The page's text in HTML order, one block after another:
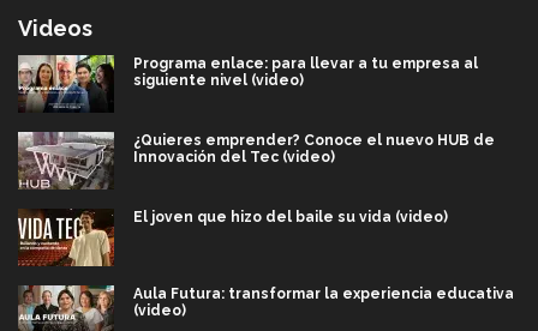
Videos
Programa enlace: para llevar a tu empresa al
siguiente nivel (video)
¿Quieres emprender? Conoce el nuevo HUB de
Innovación del Tec (video)
El joven que hizo del baile su vida (video)
Aula Futura: transformar la experiencia educativa
(video)